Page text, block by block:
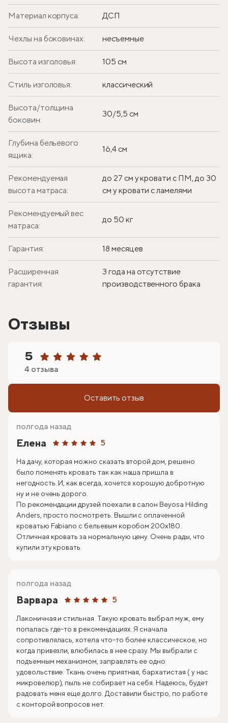
Материал корпуса: ДСП
Чехлы на боковинах: несъемные
Высота изголовья: 105 см
Стиль изголовья: классический
Высота/толщина
боковин:
30/5,5 см
Глубина бельевого
ящика:
16,4 см
Рекомендуемая
высота матраса:
до 27 см у кровати с ПМ, до 30
см у кровати с ламелями
Рекомендуемый вес
матраса:
до 50 кг
Гарантия: 18 месяцев
Расширенная
гарантия:
3 года на отсутствие
производственного брака
Отзывы
5
4 отзыва
Оставить отзыв
Елена 5
полгода назад
На дачу, которая можно сказать второй дом, решено
было поменять кровать так как наша пришла в
негодность. И, как всегда, хочется хорошую добротную
ну и не очень дорого.
По рекомендации друзей поехали в салон Beyosa Hilding
Anders, просто посмотреть. Вышли с оплаченной
кроватью Fabiano с бельевым коробом 200х180.
Отличная кровать за нормальную цену. Очень рады, что
купили эту кровать.
Варвара 5
полгода назад
Лаконичная и стильная. Такую кровать выбрал муж, ему
попалась где-то в рекомендациях. Я сначала
сопротивлялась, хотела что-то более классическое, но
когда привезли, влюбилась в нее сразу. Мы выбрали с
подъемным механизмом, заправлять ее одно
удовольствие. Ткань очень приятная, бархатистая ( у нас
микровелюр), пыль не собирает на себя. Надеюсь, будет
радовать меня еще долго. Доставили быстро, по работе
с конторой вопросов нет.